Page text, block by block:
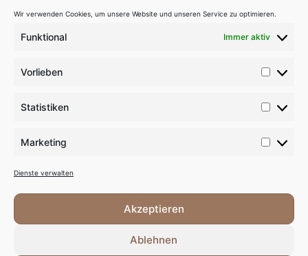
Wir verwenden Cookies, um unsere Website und unseren Service zu optimieren.
Funktional Immer aktiv
Vorlieben
Statistiken
Marketing
Dienste verwalten
Akzeptieren
Ablehnen
ABSENDEN
1883
office@balint-
FACEBOOK